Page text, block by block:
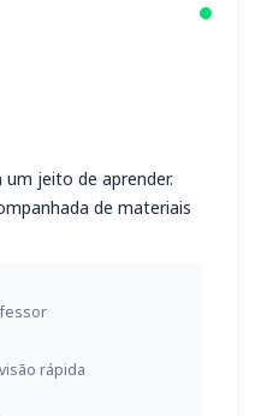
jeito de aprender.
de materiais
rápida